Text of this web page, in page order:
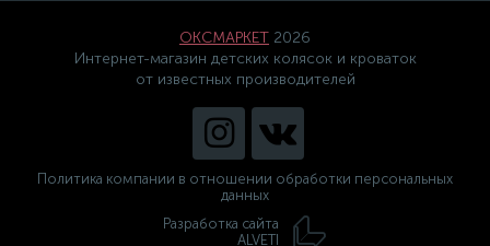
ОКСМАРКЕТ 2026
Интернет-магазин детских колясок и кроваток
от известных производителей
Политика компании в отношении обработки персональных
данных
Разработка сайта
ALVETI